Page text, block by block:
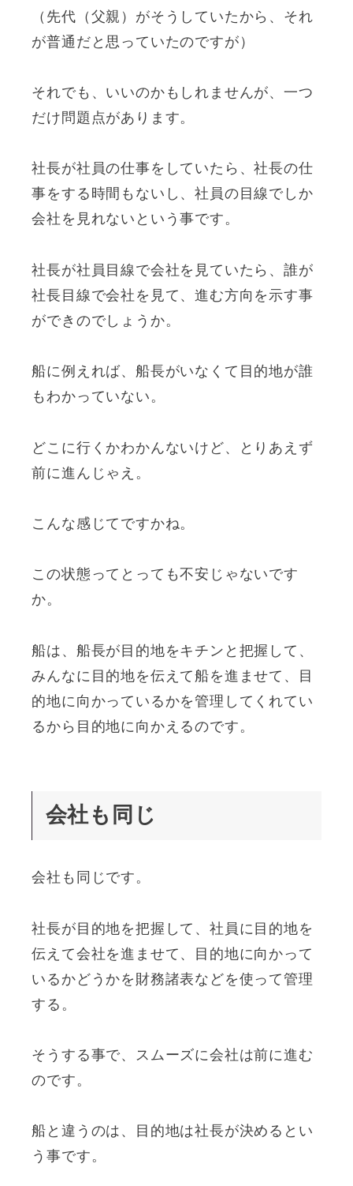
（先代（父親）がそうしていたから、それ
が普通だと思っていたのですが）
それでも、いいのかもしれませんが、一つ
だけ問題点があります。
社長が社員の仕事をしていたら、社長の仕
事をする時間もないし、社員の目線でしか
会社を見れないという事です。
社長が社員目線で会社を見ていたら、誰が
社長目線で会社を見て、進む方向を示す事
ができのでしょうか。
船に例えれば、船長がいなくて目的地が誰
もわかっていない。
どこに行くかわかんないけど、とりあえず
前に進んじゃえ。
こんな感じてですかね。
この状態ってとっても不安じゃないです
か。
船は、船長が目的地をキチンと把握して、
みんなに目的地を伝えて船を進ませて、目
的地に向かっているかを管理してくれてい
るから目的地に向かえるのです。
会社も同じ
会社も同じです。
社長が目的地を把握して、社員に目的地を
伝えて会社を進ませて、目的地に向かって
いるかどうかを財務諸表などを使って管理
する。
そうする事で、スムーズに会社は前に進む
のです。
船と違うのは、目的地は社長が決めるとい
う事です。